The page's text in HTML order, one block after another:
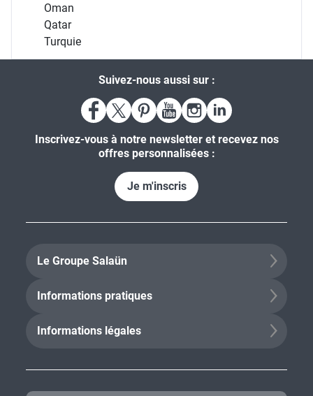
Oman
Qatar
Turquie
Suivez-nous aussi sur :
Inscrivez-vous à notre newsletter et recevez nos
offres personnalisées :
Je m'inscris
Le Groupe Salaün
Informations pratiques
Informations légales